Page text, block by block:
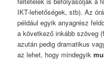
IKT-lehetőségek, stb). Az
például egyik anyagrész
a következő inkább szöveg
azután pedig dramatikus
az lehet, hogy mindegyik